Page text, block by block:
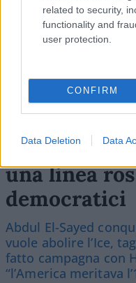
related to security,
functionality and
user protection.
CONFIRM
Data Deletion Data
Se l’11
una linea
democratici
Abdul El-Sayed
vuole abolire l’Ice,
fatto campagna con
“l’America meritava